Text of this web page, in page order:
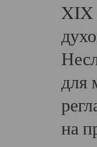
XIX
для
на